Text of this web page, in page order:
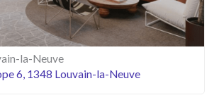
la-Neuve
6, 1348 Louvain-la-Neuve